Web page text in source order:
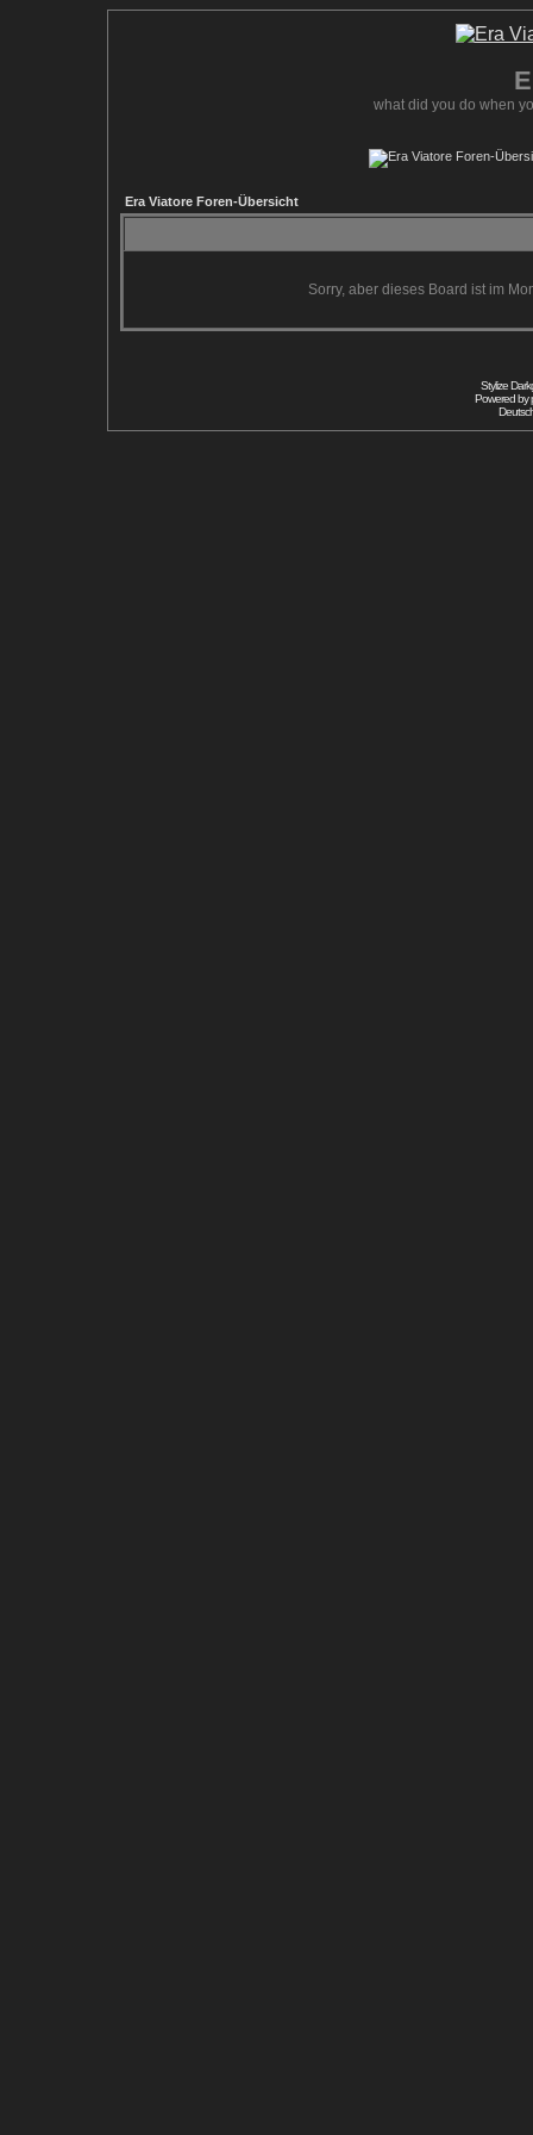
what did you do when
Era Viatore Foren-Übersicht
Sorry, aber dieses Board ist im
Stylize
Powered by